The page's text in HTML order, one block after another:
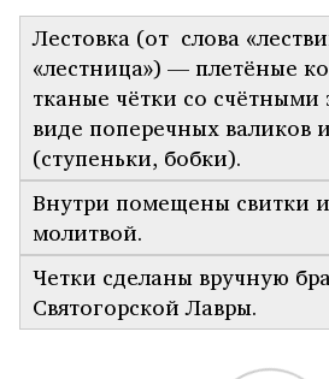
Лестовка (от слова
«лестница») — плетёные
тканые чётки со счётными
виде поперечных валиков
(ступеньки, бобки).
Внутри помещены свитки
молитвой.
Четки сделаны вручную
Святогорской Лавры.